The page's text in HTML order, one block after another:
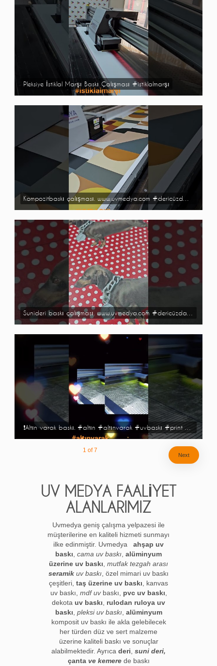
Pleksiye İstiklal Marşı Baskı Çalışması #istiklalmarşı
Kompozitbaskı çalışması. www.uvmedya.com #dericüzdan #kompozit #metal #uvbaskı #dijitalbaskı #altın
Sunideri baskı çalışması. www.uvmedya.com #dericüzdan #cüzdan #çanta #bag #uvbaskı #dijitalbaskı
❗️Altın varak baskı. #altın #altınvarak #uvbaskı #print #gold
1 of 7
Next
UV MEDYA FAALİYET
ALANLARIMIZ
Uvmedya geniş çalışma yelpazesi ile
müşterilerine en kaliteli hizmeti sunmayı
ilke edinmiştir. Uvmedya ahşap uv
baskı, cama uv baskı, alüminyum
üzerine uv baskı, mutfak tezgah arası
seramik uv baskı, özel mimari uv baskı
çeşitleri, taş üzerine uv baskı, kanvas
uv baskı, mdf uvbaskı, pvc uv baskı,
dekota uv baskı, rulodan ruloya uv
baskı, pleksi uv baskı, alüminyum
komposit uv baskı ile akla gelebilecek
her türden düz ve sert malzeme
üzerine kaliteli baskı ve sonuçlar
alabilmektedir. Ayrıca deri, suni deri,
çantave kemerede baskı